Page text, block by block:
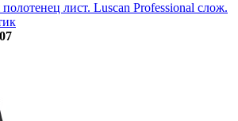
лист. Luscan Professional слож.